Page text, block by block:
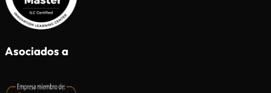
Asociados a